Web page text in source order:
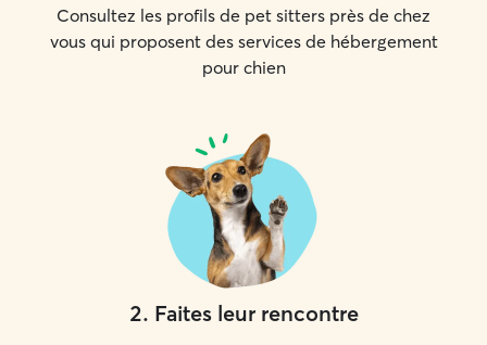
Consultez les profils de pet sitters près de chez
vous qui proposent des services de hébergement
pour chien
2. Faites leur rencontre